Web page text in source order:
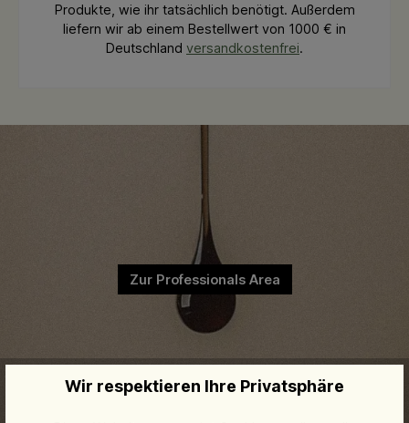
Produkte, wie ihr tatsächlich benötigt. Außerdem
liefern wir ab einem Bestellwert von 1000 € in
Deutschland versandkostenfrei.
Zur Professionals Area
Wir respektieren Ihre Privatsphäre